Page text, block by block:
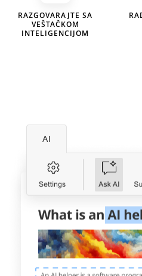
RAZGOVARAJTE SA
VEŠTAČKOM
INTELIGENCIJOM